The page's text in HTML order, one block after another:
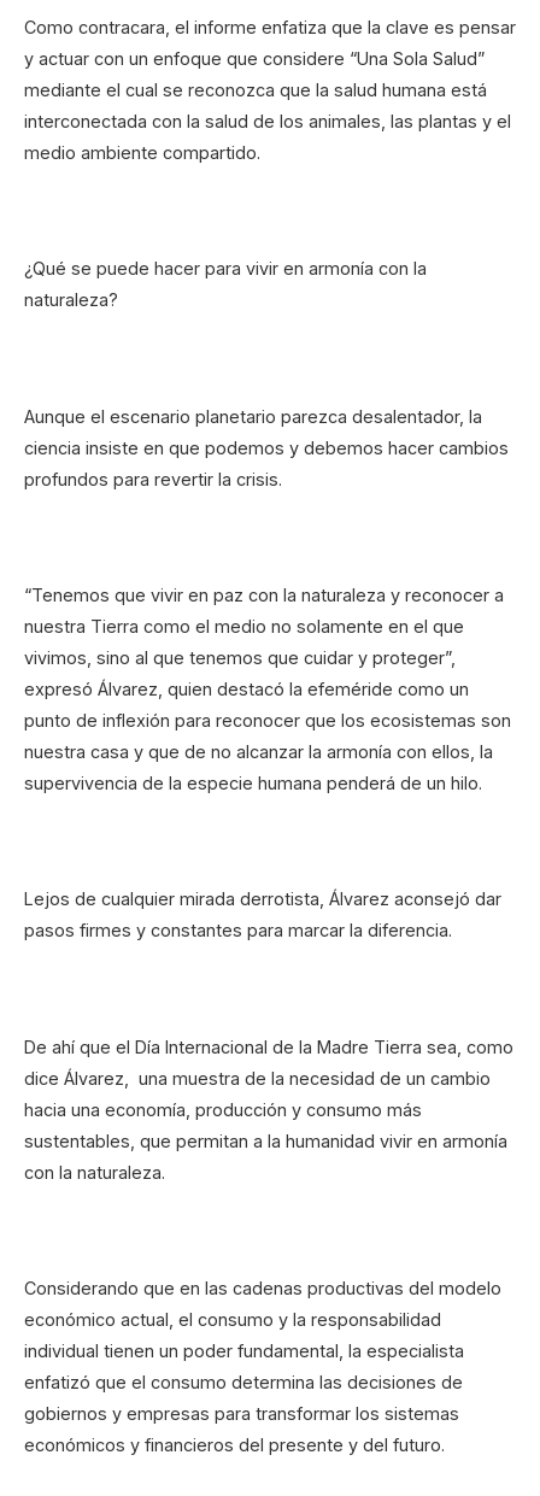
Como contracara, el informe enfatiza que la clave es pensar
y actuar con un enfoque que considere “Una Sola Salud”
mediante el cual se reconozca que la salud humana está
interconectada con la salud de los animales, las plantas y el
medio ambiente compartido.
¿Qué se puede hacer para vivir en armonía con la
naturaleza?
Aunque el escenario planetario parezca desalentador, la
ciencia insiste en que podemos y debemos hacer cambios
profundos para revertir la crisis.
“Tenemos que vivir en paz con la naturaleza y reconocer a
nuestra Tierra como el medio no solamente en el que
vivimos, sino al que tenemos que cuidar y proteger”,
expresó Álvarez, quien destacó la efeméride como un
punto de inflexión para reconocer que los ecosistemas son
nuestra casa y que de no alcanzar la armonía con ellos, la
supervivencia de la especie humana penderá de un hilo.
Lejos de cualquier mirada derrotista, Álvarez aconsejó dar
pasos firmes y constantes para marcar la diferencia.
De ahí que el Día Internacional de la Madre Tierra sea, como
dice Álvarez, una muestra de la necesidad de un cambio
hacia una economía, producción y consumo más
sustentables, que permitan a la humanidad vivir en armonía
con la naturaleza.
Considerando que en las cadenas productivas del modelo
económico actual, el consumo y la responsabilidad
individual tienen un poder fundamental, la especialista
enfatizó que el consumo determina las decisiones de
gobiernos y empresas para transformar los sistemas
económicos y financieros del presente y del futuro.